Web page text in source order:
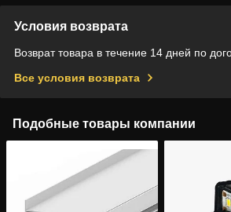
Условия возврата
Возврат товара в течение 14 дней по
Все условия возврата
Подобные товары компании